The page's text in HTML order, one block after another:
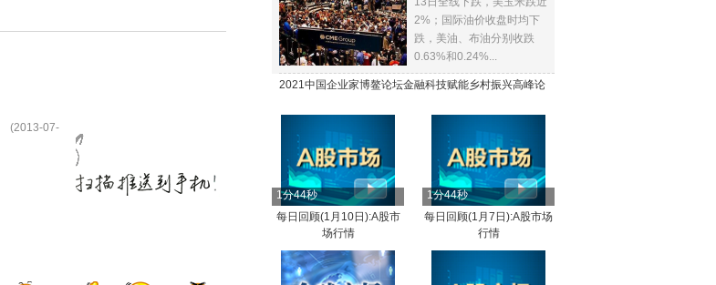
(2013-07-
2%；国际油价收盘时均下
跌，美油、布油分别收跌
0.63%和0.24%...
2021中国企业家博鳌论坛金融科技赋能乡村振兴高峰论
1分44秒
每日回顾(1月10日):A股市
场行情
1分44秒
每日回顾(1月7日):A股市场
行情